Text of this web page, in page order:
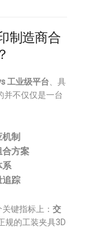
制造商合
工业级平台 、具
并不仅仅是一台
制
合方案
系
追踪
键指标上： 交
规的工装夹具3D